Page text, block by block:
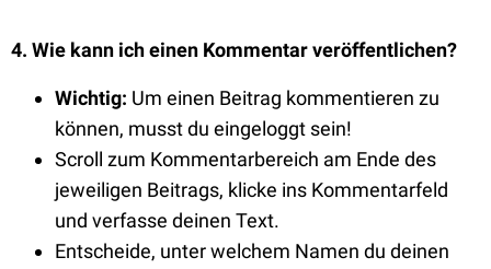
4. Wie kann ich einen Kommentar veröffentlichen?
Wichtig: Um einen Beitrag kommentieren zu
können, musst du eingeloggt sein!
Scroll zum Kommentarbereich am Ende des
jeweiligen Beitrags, klicke ins Kommentarfeld
und verfasse deinen Text.
Entscheide, unter welchem Namen du deinen